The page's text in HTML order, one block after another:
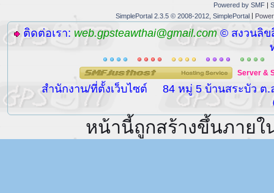
Powered by SMF |
SimplePortal 2.3.5 © 2008-2012, SimplePortal |
ติดต่อเรา: web.gpsteawthai@gmail.com © สงวนลิข
Server &
สำนักงาน/ที่ตั้งเว็บไซต์
84 หมู่ 5 บ้านสระบัว
หน้านี้ถูกสร้างขึ้นภายใ